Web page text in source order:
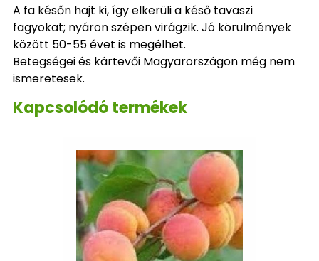
A fa későn hajt ki, így elkerüli a késő tavaszi
fagyokat; nyáron szépen virágzik. Jó körülmények
között 50-55 évet is megélhet.
Betegségei és kártevői Magyarországon még nem
ismeretesek.
Kapcsolódó termékek